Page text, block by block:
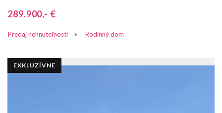
289.900,- €
Predaj nehnuteľností Rodinný dom
EXKLUZÍVNE